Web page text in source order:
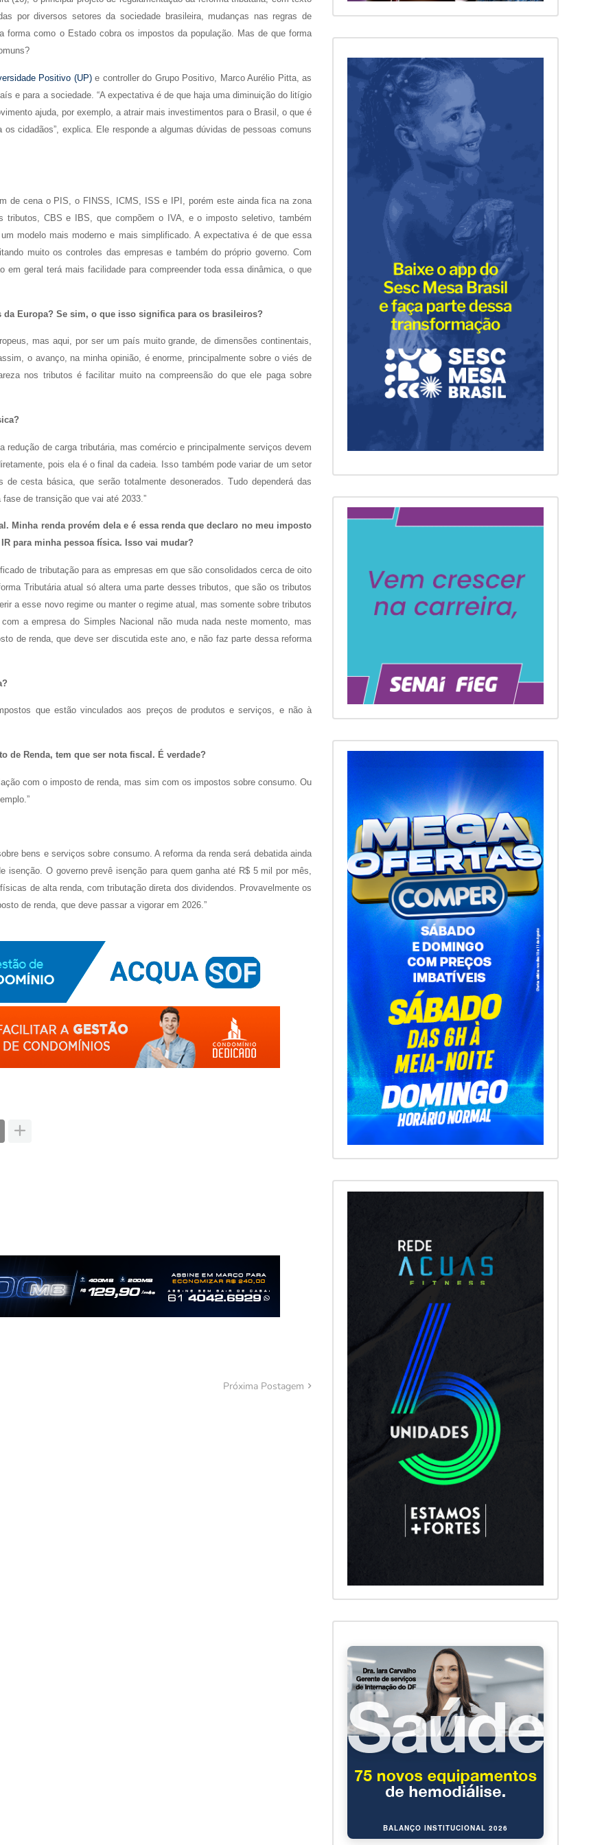
por diversos setores da sociedade brasileira, mudanças nas regras de
como o Estado cobra os impostos da população. Mas de que forma
Positivo (UP)e controller do Grupo Positivo, Marco Aurélio Pitta, as
e para a sociedade. “A expectativa é de que haja uma diminuição do litígio
ajuda, por exemplo, a atrair mais investimentos para o Brasil, o que é
cidadãos”, explica. Ele responde a algumas dúvidas de pessoas comuns
de cena o PIS, o FINSS, ICMS, ISS e IPI, porém este ainda fica na zona
tributos, CBS e IBS, que compõem o IVA, e o imposto seletivo, também
modelo mais moderno e mais simplificado. A expectativa é de que essa
muito os controles das empresas e também do próprio governo. Com
geral terá mais facilidade para compreender toda essa dinâmica, o que
Europa? Se sim, o que isso significa para os brasileiros?
mas aqui, por ser um país muito grande, de dimensões continentais,
o avanço, na minha opinião, é enorme, principalmente sobre o viés de
nos tributos é facilitar muito na compreensão do que ele paga sobre
redução de carga tributária, mas comércio e principalmente serviços devem
pois ela é o final da cadeia. Isso também pode variar de um setor
cesta básica, que serão totalmente desonerados. Tudo dependerá das
de transição que vai até 2033.”
Minha renda provém dela e é essa renda que declaro no meu imposto
para minha pessoa física. Isso vai mudar?
de tributação para as empresas em que são consolidados cerca de oito
Tributária atual só altera uma parte desses tributos, que são os tributos
a esse novo regime ou manter o regime atual, mas somente sobre tributos
a empresa do Simples Nacional não muda nada neste momento, mas
de renda, que deve ser discutida este ano, e não faz parte dessa reforma
que estão vinculados aos preços de produtos e serviços, e não à
de Renda, tem que ser nota fiscal. É verdade?
com o imposto de renda, mas sim com os impostos sobre consumo. Ou
bens e serviços sobre consumo. A reforma da renda será debatida ainda
O governo prevê isenção para quem ganha até R$ 5 mil por mês,
de alta renda, com tributação direta dos dividendos. Provavelmente os
de renda, que deve passar a vigorar em 2026.”
Próxima Postagem
BALANÇO INSTITUCIONAL 2026